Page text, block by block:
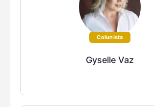
Colunista
Gyselle Vaz